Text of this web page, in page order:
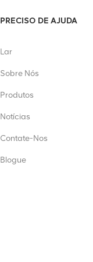
PRECISO DE AJUDA
Lar
Sobre Nós
Produtos
Notícias
Contate-Nos
Blogue